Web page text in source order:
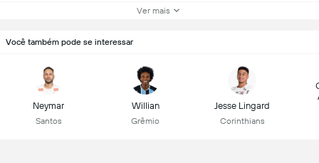
Ver mais
Você também pode se interessar
Neymar
Santos
Willian
Grêmio
Jesse Lingard
Corinthians